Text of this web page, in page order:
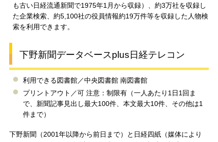
も古い日経流通新聞で1975年1月から収録）、約3万社を収録し
た企業検索、約5,100社の役員情報約19万件等を収録した人物検
索を利用できます。
下野新聞データベースplus日経テレコン
利用できる図書館／中央図書館 南図書館
プリントアウト／可 注意：制限有（一人あたり1日1回ま
で、新聞記事見出し最大100件、本文最大10件、その他は1
件まで）
下野新聞（2001年以降から前日まで）と日経四紙（媒体により